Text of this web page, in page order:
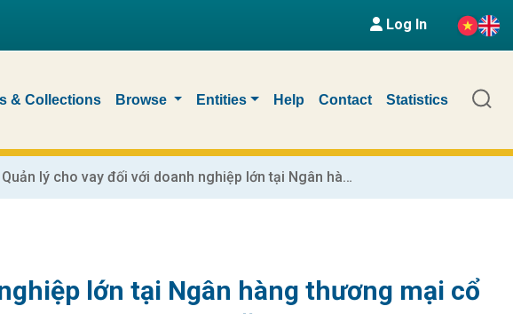
Log In
& Collections Browse Entities Help Contact Statistics
Quản lý cho vay đối với doanh nghiệp lớn tại Ngân hàng thương mại cổ phần Đầu tư và Phát triển Việt Nam - chi nhánh Thăng Long
lớn tại Ngân hàng thương mại cổ